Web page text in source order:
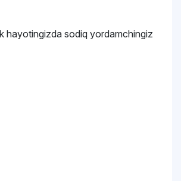
hayotingizda sodiq yordamchingiz